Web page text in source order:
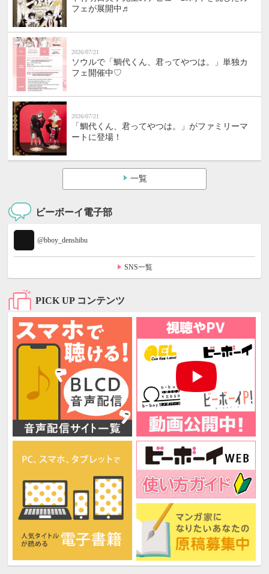
フェが展開中♬
2026/07/21
ソウルで「鯛代くん、君ってやつは。」単独カ
フェ開催中♡
2026/07/21
「鯛代くん、君ってやつは。」がファミリーマ
ートに登場！
一覧
ビーボーイ電子部
@bboy_denshibu
SNS一覧
PICK UP コンテンツ